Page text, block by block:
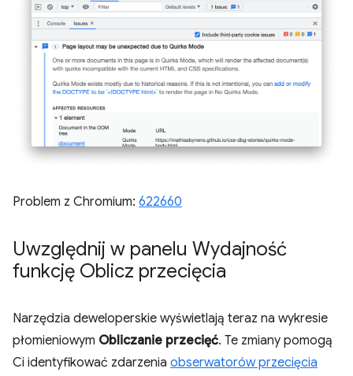
Problem z Chromium: 622660
Uwzględnij w panelu Wydajność
funkcję Oblicz przecięcia
Narzędzia deweloperskie wyświetlają teraz na wykresie
płomieniowym Obliczanie przecięć. Te zmiany pomogą
Ci identyfikować zdarzenia obserwatorów przecięcia